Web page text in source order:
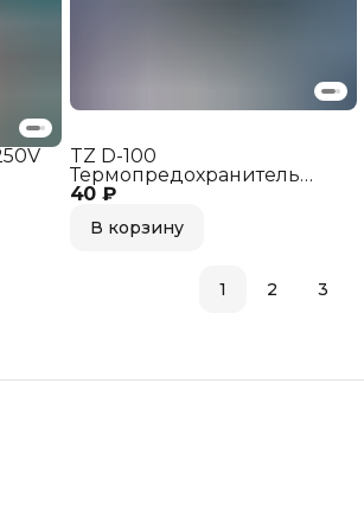
40 ₽
TZ D-100
Термопредохранитель
100°C 250V 10A
В корзину
1 2 3